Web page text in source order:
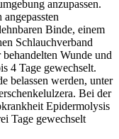
anzupassen.
Binde, einem
Schlauchverband
Wunde und
4 Tage gewechselt.
belassen werden, unter
Bei der
Epidermolysis
Tage gewechselt